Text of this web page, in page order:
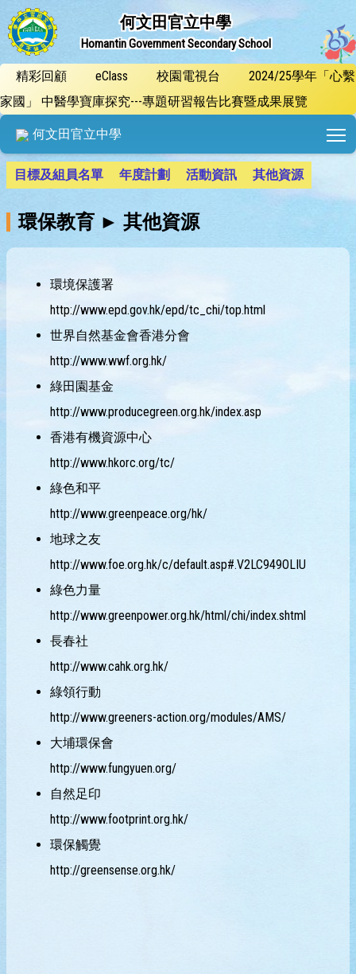
何文田官立中學
Homantin Government Secondary School
精彩回顧 eClass 校園電視台
2024/25學年「心繫
家國」 中醫學寶庫探究---專題研習報告比賽暨成果展覽
何文田官立中學
目標及組員名單 年度計劃 活動資訊 其他資源
環保教育 ► 其他資源
環境保護署
http://www.epd.gov.hk/epd/tc_chi/top.html
世界自然基金會香港分會
http://www.wwf.org.hk/
綠田園基金
http://www.producegreen.org.hk/index.asp
香港有機資源中心
http://www.hkorc.org/tc/
綠色和平
http://www.greenpeace.org/hk/
地球之友
http://www.foe.org.hk/c/default.asp#.V2LC949OLIU
綠色力量
http://www.greenpower.org.hk/html/chi/index.shtml
長春社
http://www.cahk.org.hk/
綠領行動
http://www.greeners-action.org/modules/AMS/
大埔環保會
http://www.fungyuen.org/
自然足印
http://www.footprint.org.hk/
環保觸覺
http://greensense.org.hk/